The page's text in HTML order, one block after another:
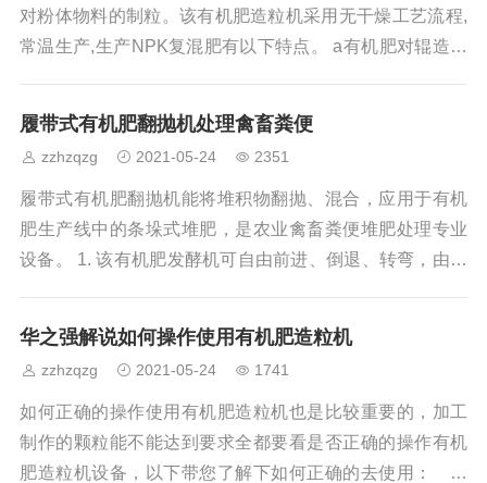
这一问题。 对辊挤压造粒机在生产碳铵肥料上有较好的造
粒效果，该颗粒机常温造粒，一次成型
对粉体物料的制粒。该有机肥造粒机采用无干燥工艺流程,
常温生产,生产NPK复混肥有以下特点。 a有机肥对辊造粒
生产。对辊式造粒机在生产中没有温升 ,产品又无须加温干
燥 ,故可加入硝态氮。 b有机肥造粒设备保证肥料中水溶性
磷的含量。以过磷酸钙(或重钙) 作磷源 ,或尿素与氯化钾混
合 ,因肥料中含有游离酸或加合反应 ,常
履带式有机肥翻抛机处理禽畜粪便
zzhzqzg 2021-05-24 2351
履带式有机肥翻抛机能将堆积物翻抛、混合，应用于有机
肥生产线中的条垛式堆肥，是农业禽畜粪便堆肥处理专业
设备。 1. 该有机肥发酵机可自由前进、倒退、转弯，由一
抛，使物料与空气充分接触，到达最佳发酵效果。3. 整个
翻抛机动力均衡适宜，翻抛力度大，供氧效果好，能起到
破碎、混匀物料的作用。4. 履带式翻抛机柴油驱动，油耗
少，耗能低，产量大，降低了生物有
华之强解说如何操作使用有机肥造粒机
zzhzqzg 2021-05-24 1741
如何正确的操作使用有机肥造粒机也是比较重要的，加工
制作的颗粒能不能达到要求全都要看是否正确的操作有机
肥造粒机设备，以下带您了解下如何正确的去使用：